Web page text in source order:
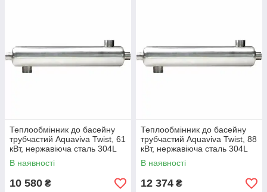
Теплообмінник до басейну
трубчастий Aquaviva Twist, 61
кВт, нержавіюча сталь 304L
В наявності
10 580 ₴
Теплообмінник до басейну
трубчастий Aquaviva Twist, 88
кВт, нержавіюча сталь 304L
В наявності
12 374 ₴